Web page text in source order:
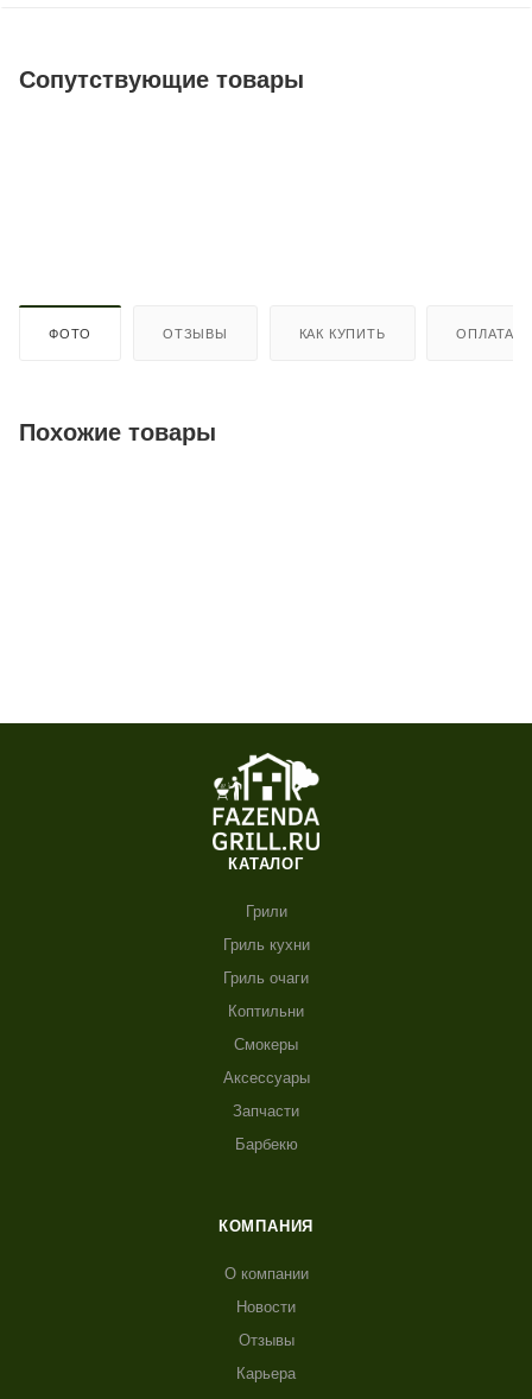
Сопутствующие товары
ФОТО ОТЗЫВЫ КАК КУПИТЬ ОПЛАТА
Похожие товары
КАТАЛОГ
Грили
Гриль кухни
Гриль очаги
Коптильни
Смокеры
Аксессуары
Запчасти
Барбекю
КОМПАНИЯ
О компании
Новости
Отзывы
Карьера